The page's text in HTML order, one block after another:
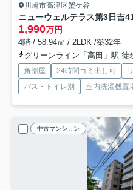
川崎市高津区蟹ケ谷
ニューウェルテラス第3日吉
1,990万円
4階 / 58.94㎡ / 2LDK /築32年
グリーンライン「高田」駅 徒
角部屋 24時間ゴミ出し可
バス・トイレ別
室内洗濯機置
中古マンション